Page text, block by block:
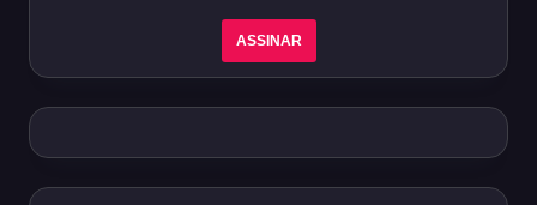
ASSINAR